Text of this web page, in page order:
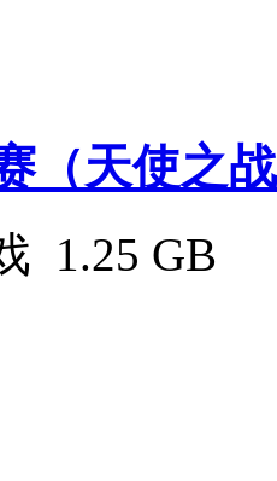
（天使之
1.25 GB